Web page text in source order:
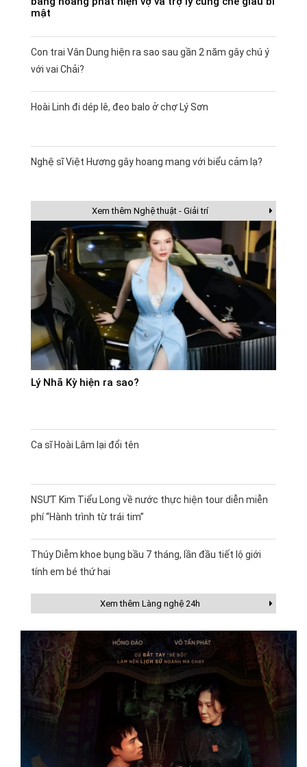
mật
Con trai Vân Dung hiện ra sao sau gần 2 năm gây chú ý
với vai Chải?
Hoài Linh đi dép lê, đeo balo ở chợ Lý Sơn
Nghệ sĩ Việt Hương gây hoang mang với biểu cảm lạ?
Xem thêm Nghệ thuật - Giải trí
Lý Nhã Kỳ hiện ra sao?
Ca sĩ Hoài Lâm lại đổi tên
NSƯT Kim Tiểu Long về nước thực hiện tour diễn miễn
phí “Hành trình từ trái tim”
Thúy Diễm khoe bụng bầu 7 tháng, lần đầu tiết lộ giới
tính em bé thứ hai
Xem thêm Làng nghệ 24h